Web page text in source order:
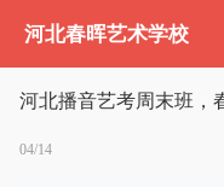
河北春晖艺术学校
河北播音艺考周末班，
04/14